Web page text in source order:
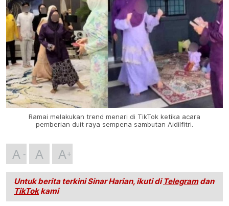
Ramai melakukan trend menari di TikTok ketika acara
pemberian duit raya sempena sambutan Aidilfitri.
A A A
Untuk berita terkini Sinar Harian, ikuti di Telegramdan
TikTokkami